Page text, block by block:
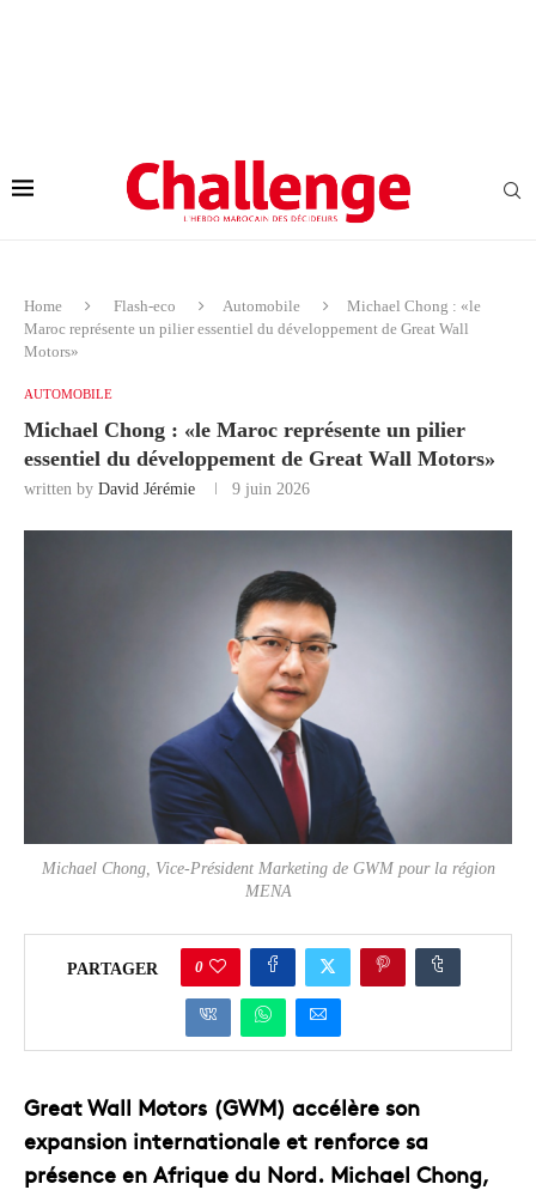
Home Flash-eco Automobile
Michael Chong : «le
Maroc représente un pilier essentiel du développement de Great Wall
Motors»
AUTOMOBILE
Michael Chong : «le Maroc représente un pilier
essentiel du développement de Great Wall Motors»
written by David Jérémie 9 juin 2026
Michael Chong, Vice-Président Marketing de GWM pour la région
MENA
PARTAGER 0
Great Wall Motors (GWM) accélère son
expansion internationale et renforce sa
présence en Afrique du Nord. Michael Chong,